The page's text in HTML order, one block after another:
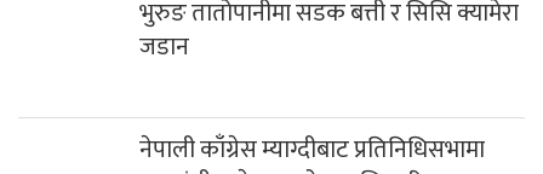
भुरुङ तातोपानीमा सडक बत्ती र सिसि क्यामेरा
जडान
नेपाली काँग्रेस म्याग्दीबाट प्रतिनिधिसभामा